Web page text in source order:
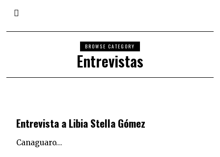
BROWSE CATEGORY
Entrevistas
Entrevista a Libia Stella Gómez
Canaguaro…